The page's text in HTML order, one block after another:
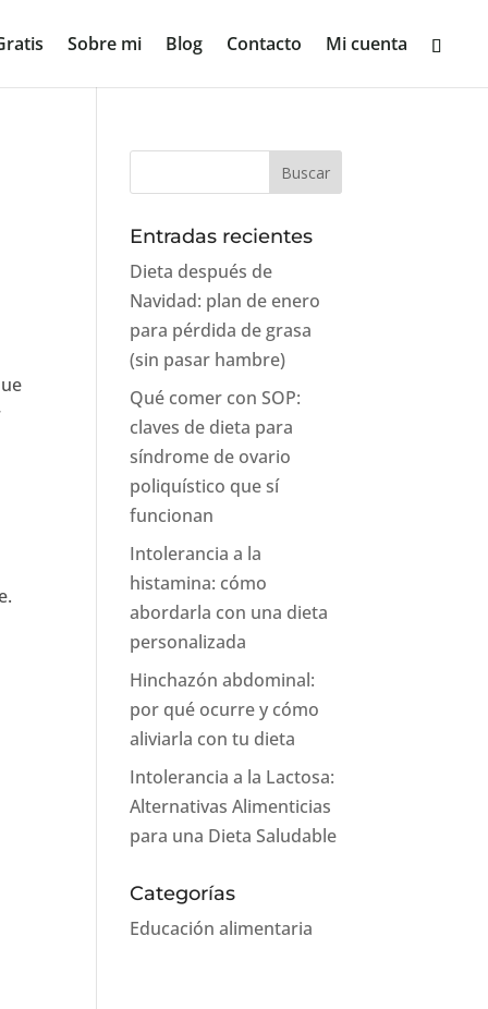
Sobre mi Blog Contacto Mi cuenta
Entradas recientes
Dieta después de
Navidad: plan de enero
para pérdida de grasa
(sin pasar hambre)
Qué comer con SOP:
claves de dieta para
síndrome de ovario
poliquístico que sí
funcionan
Intolerancia a la
histamina: cómo
abordarla con una dieta
personalizada
Hinchazón abdominal:
por qué ocurre y cómo
aliviarla con tu dieta
Intolerancia a la Lactosa:
Alternativas Alimenticias
para una Dieta Saludable
Categorías
Educación alimentaria